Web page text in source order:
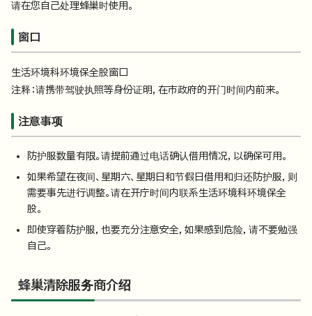
请在您自己处理蜂巢时使用。
窗口
生活环境科环境保全股窗口
注释：请携带驾驶执照等身份证明，在市政府的开门时间内前来。
注意事项
防护服数量有限。请提前通过电话确认借用情况，以确保可用。
如果希望在夜间、星期六、星期日和节假日借用和归还防护服，则
需要事先进行调整。请在开庁时间内联系生活环境科环境保全
股。
即使穿着防护服，也要充分注意安全，如果感到危险，请不要勉强
自己。
蜂巢清除服务商介绍